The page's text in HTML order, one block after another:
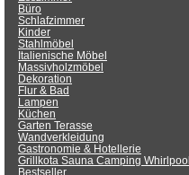
Büro
Schlafzimmer
Kinder
Stahlmöbel
Italienische Möbel
Massivholzmöbel
Dekoration
Flur & Bad
Lampen
Küchen
Garten Terasse
Wandverkleidung
Gastronomie & Hotellerie
Grillkota Sauna Camping Whirlpool
Bestseller